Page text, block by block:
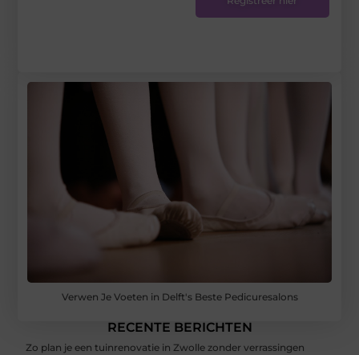
Verwen Je Voeten in Delft's Beste Pedicuresalons
RECENTE BERICHTEN
Zo plan je een tuinrenovatie in Zwolle zonder verrassingen